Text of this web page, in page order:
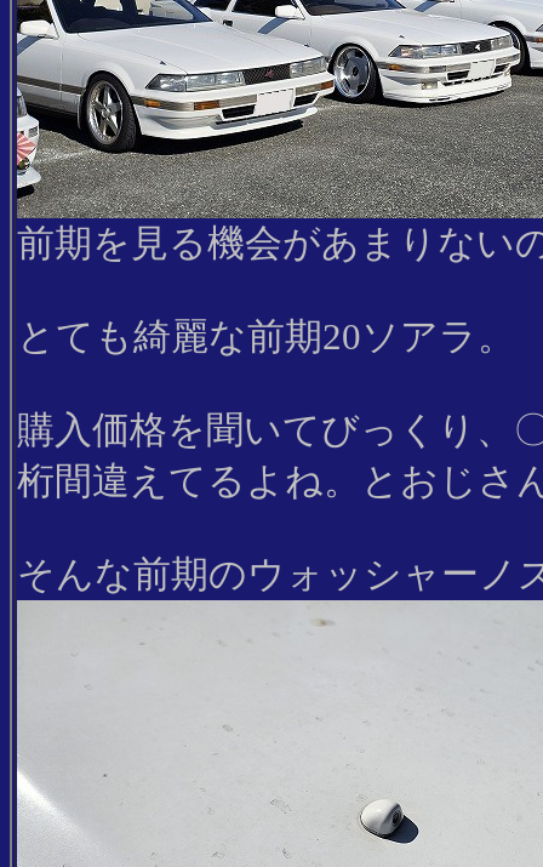
前期を見る機会があまりない
とても綺麗な前期20ソアラ。
購入価格を聞いてびっくり、
桁間違えてるよね。とおじさ
そんな前期のウォッシャーノ